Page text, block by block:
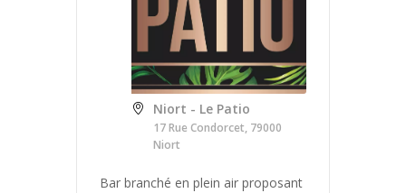
Niort - Le Patio
17 Rue Condorcet, 79000
Niort
Bar branché en plein air proposant